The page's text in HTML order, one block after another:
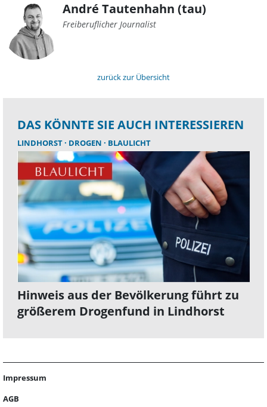
André Tautenhahn (tau)
Freiberuflicher Journalist
zurück zur Übersicht
DAS KÖNNTE SIE AUCH INTERESSIEREN
LINDHORST DROGEN BLAULICHT
Hinweis aus der Bevölkerung führt zu
größerem Drogenfund in Lindhorst
Impressum
AGB